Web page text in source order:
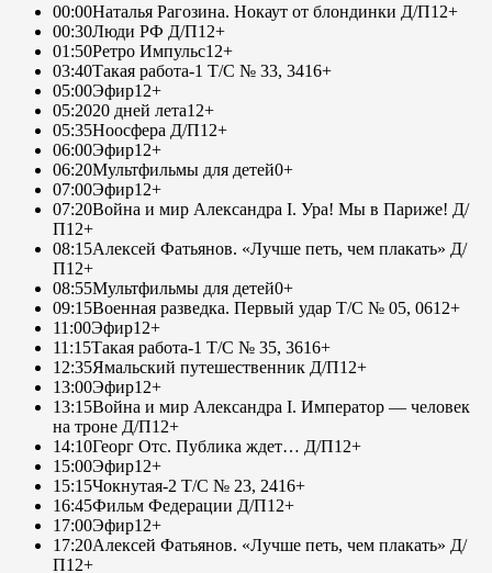
00:00Наталья Рагозина. Нокаут от блондинки Д/П12+
00:30Люди РФ Д/П12+
01:50Ретро Импульс12+
03:40Такая работа-1 Т/С № 33, 3416+
05:00Эфир12+
05:2020 дней лета12+
05:35Ноосфера Д/П12+
06:00Эфир12+
06:20Мультфильмы для детей0+
07:00Эфир12+
07:20Война и мир Александра I. Ура! Мы в Париже! Д/
П12+
08:15Алексей Фатьянов. «Лучше петь, чем плакать» Д/
П12+
08:55Мультфильмы для детей0+
09:15Военная разведка. Первый удар Т/С № 05, 0612+
11:00Эфир12+
11:15Такая работа-1 Т/С № 35, 3616+
12:35Ямальский путешественник Д/П12+
13:00Эфир12+
13:15Война и мир Александра I. Император — человек
на троне Д/П12+
14:10Георг Отс. Публика ждет… Д/П12+
15:00Эфир12+
15:15Чокнутая-2 Т/С № 23, 2416+
16:45Фильм Федерации Д/П12+
17:00Эфир12+
17:20Алексей Фатьянов. «Лучше петь, чем плакать» Д/
П12+